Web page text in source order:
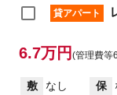
貸アパート
6.7万円 (管理費等
敷 なし 保